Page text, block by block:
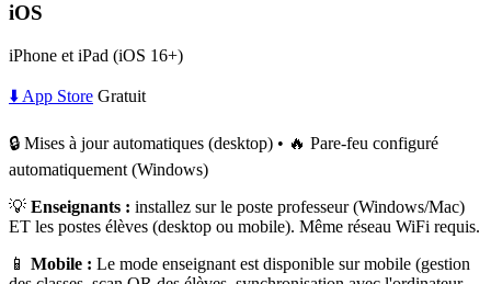
iOS
iPhone et iPad (iOS 16+)
⬇️ App Store Gratuit
🔒 Mises à jour automatiques (desktop) • 🔥 Pare-feu configuré
automatiquement (Windows)
💡 Enseignants : installez sur le poste professeur (Windows/Mac)
ET les postes élèves (desktop ou mobile). Même réseau WiFi requis.
📱 Mobile : Le mode enseignant est disponible sur mobile (gestion